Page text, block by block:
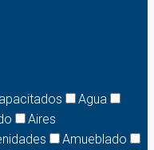
Agua
Aires
Amueblado